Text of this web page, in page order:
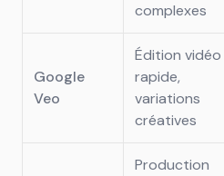
complexes
Google
Veo
Édition vidéo
rapide,
variations
créatives
Production